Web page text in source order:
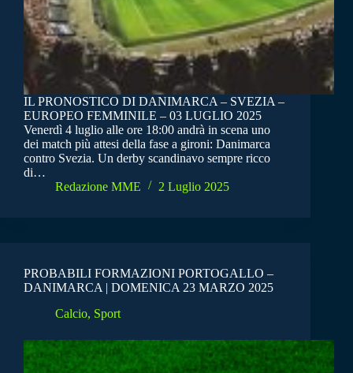
IL PRONOSTICO DI DANIMARCA – SVEZIA –
EUROPEO FEMMINILE – 03 LUGLIO 2025
Venerdì 4 luglio alle ore 18:00 andrà in scena uno
dei match più attesi della fase a gironi: Danimarca
contro Svezia. Un derby scandinavo sempre ricco
di…
Redazione MME
2 Luglio 2025
PROBABILI FORMAZIONI PORTOGALLO –
DANIMARCA | DOMENICA 23 MARZO 2025
Calcio, Sport